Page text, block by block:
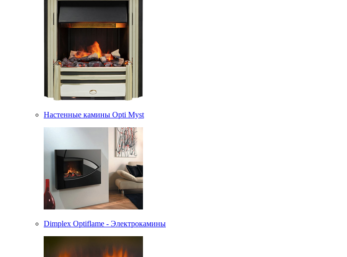
Настенные камины Opti Myst
Dimplex Optiflame - Электрокамины